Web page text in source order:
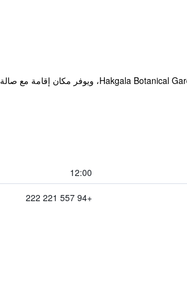
يقع مكان إقامة "Heritage Grand - Badulla" في بادولا، ضمن 20 كم من جسر يمودارا ناين آرتش و46 كم من Hakgala Botanical Garden، ويوفر مكان إقامة مع صالة
12:00
+94 557 221 222